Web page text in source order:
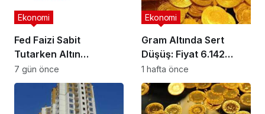
Fed Faizi Sabit
Tutarken Altın
Yükselişe Geçti
Ekonomi
7 gün önce
Gram Altında Sert
Düşüş: Fiyat 6.142
TL’ye Kadar Geriledi
Ekonomi
1 hafta önce